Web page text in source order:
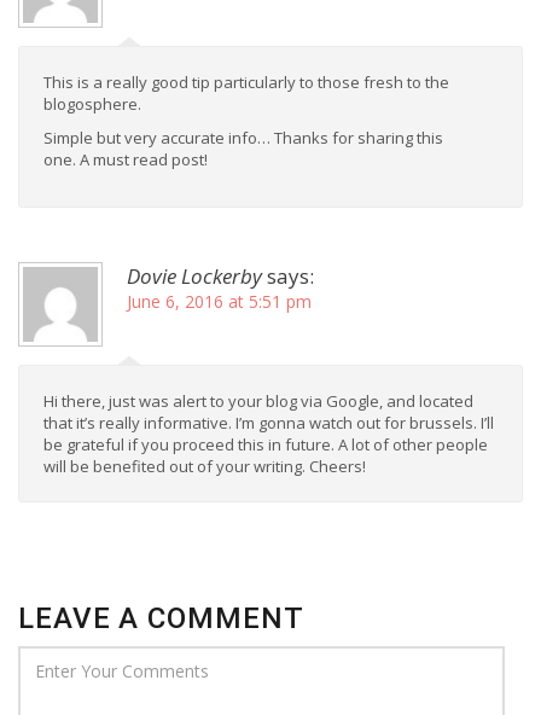
This is a really good tip particularly to those fresh to the
blogosphere.
Simple but very accurate info… Thanks for sharing this
one. A must read post!
Dovie Lockerbysays:
June 6, 2016 at 5:51 pm
Hi there, just was alert to your blog via Google, and located
that it’s really informative. I’m gonna watch out for brussels. I’ll
be grateful if you proceed this in future. A lot of other people
will be benefited out of your writing. Cheers!
LEAVE A COMMENT